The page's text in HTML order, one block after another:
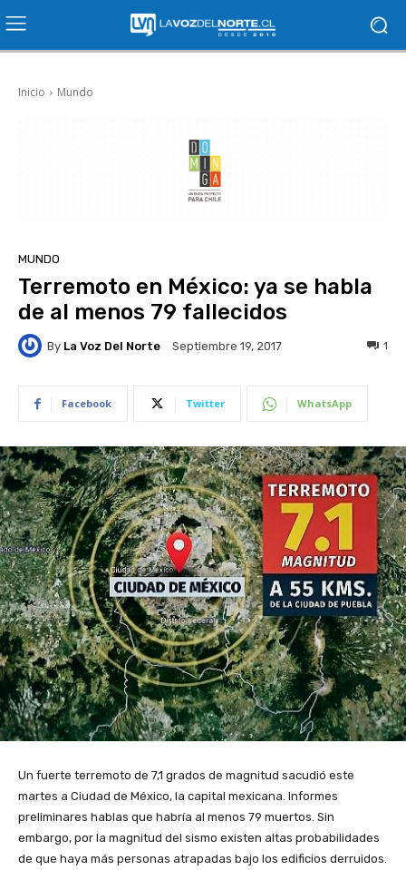
Inicio Mundo
MUNDO
Terremoto en México: ya se habla
de al menos 79 fallecidos
By La Voz Del Norte Septiembre 19, 2017 1
Facebook Twitter WhatsApp
Un fuerte terremoto de 7,1 grados de magnitud sacudió este
martes a Ciudad de México, la capital mexicana. Informes
preliminares hablas que habría al menos 79 muertos. Sin
embargo, por la magnitud del sismo existen altas probabilidades
de que haya más personas atrapadas bajo los edificios derruidos.